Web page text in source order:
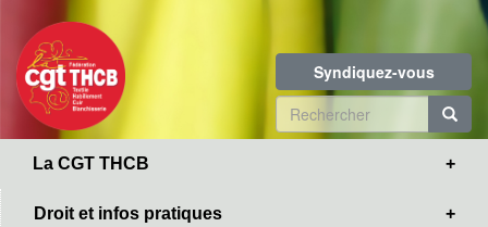
contenu
principal
Syndiquez-vous
Formulaire
de
La CGT THCB
Droit et infos pratiques